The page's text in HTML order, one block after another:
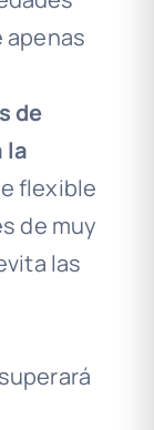
apenas
de
la
flexible
de muy
las